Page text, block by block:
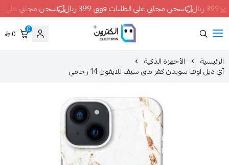
مجاني على الطلبات فوق 399 ريال شحن مجاني على الطلبات فوق 399 ريال
الأجهزة الذكية
كفر ماق سيف للايفون 14 رخامي